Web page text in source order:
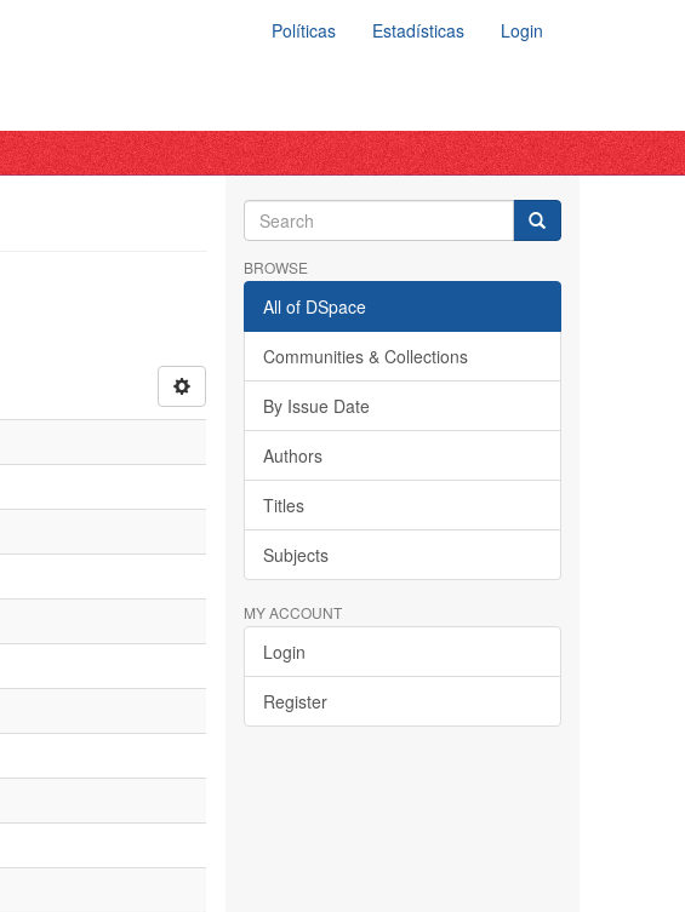
Políticas Estadísticas Login
BROWSE
All of DSpace
Communities & Collections
By Issue Date
Authors
Titles
Subjects
MY ACCOUNT
Login
Register